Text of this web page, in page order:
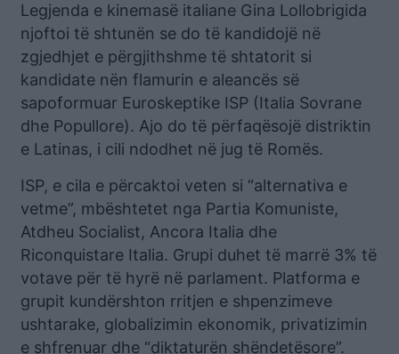
Legjenda e kinemasë italiane Gina Lollobrigida
njoftoi të shtunën se do të kandidojë në
zgjedhjet e përgjithshme të shtatorit si
kandidate nën flamurin e aleancës së
sapoformuar Euroskeptike ISP (Italia Sovrane
dhe Popullore). Ajo do të përfaqësojë distriktin
e Latinas, i cili ndodhet në jug të Romës.
ISP, e cila e përcaktoi veten si “alternativa e
vetme”, mbështetet nga Partia Komuniste,
Atdheu Socialist, Ancora Italia dhe
Riconquistare Italia. Grupi duhet të marrë 3% të
votave për të hyrë në parlament. Platforma e
grupit kundërshton rritjen e shpenzimeve
ushtarake, globalizimin ekonomik, privatizimin
e shfrenuar dhe “diktaturën shëndetësore”.